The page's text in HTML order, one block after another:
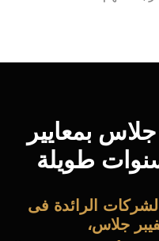
بمعايير
طويلة
الرائدة فى
جلاس،